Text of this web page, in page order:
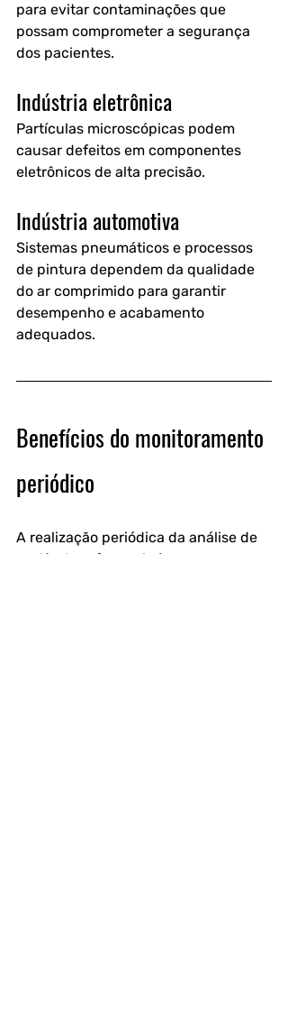
para evitar contaminações que
possam comprometer a segurança
dos pacientes.
Indústria eletrônica
Partículas microscópicas podem
causar defeitos em componentes
eletrônicos de alta precisão.
Indústria automotiva
Sistemas pneumáticos e processos
de pintura dependem da qualidade
do ar comprimido para garantir
desempenho e acabamento
adequados.
Benefícios do monitoramento
periódico
A realização periódica da análise de
partículas oferece inúmeras